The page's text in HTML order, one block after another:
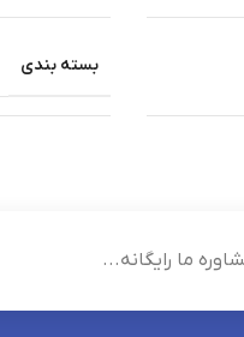
بسته بندی
ما رایگانه...